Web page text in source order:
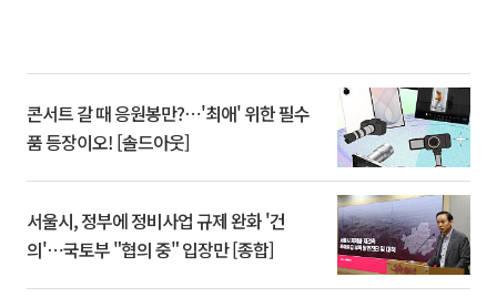
콘서트 갈 때 응원봉만?⋯'최애' 위한 필수
품 등장이오! [솔드아웃]
서울시, 정부에 정비사업 규제 완화 '건
의'⋯국토부 "협의 중" 입장만 [종합]